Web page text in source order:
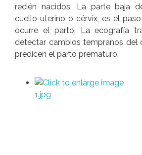
recién nacidos. La parte baja
cuello uterino o cérvix, es el
ocurre el parto. La ecografía
detectar cambios tempranos del
predicen el parto prematuro.